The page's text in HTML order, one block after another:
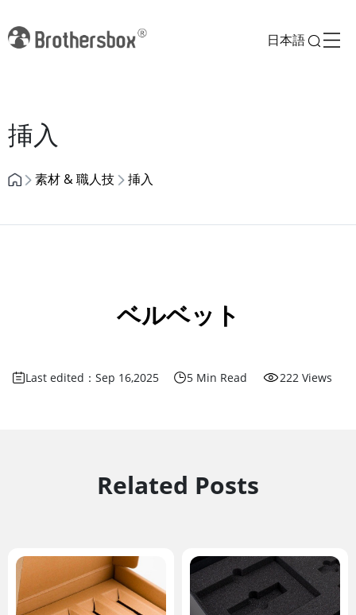
日本語
挿入
素材 & 職人技 挿入
ベルベット
Last edited：Sep 16,2025 5 Min Read 222 Views
Related Posts